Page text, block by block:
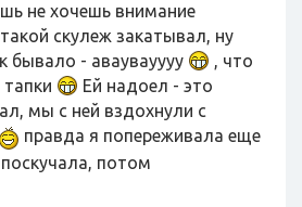
не хочешь внимание
скулеж закатывал, ну
бывало - аваувауууу
, что
Ей надоел - это
мы с ней вздохнули с
правда я попереживала еще
потом